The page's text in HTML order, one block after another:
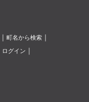
町名から検索
ログイン